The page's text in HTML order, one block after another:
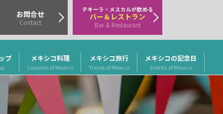
プ メキシコ料理
Cuisines of Mexico
メキシコ旅行
Travel of Mexico
メキシコの記念日
Events of Mexico
お問合せ
Contact
テキーラ・メスカルが飲める
バー＆レストラン
Bar & Restaurant